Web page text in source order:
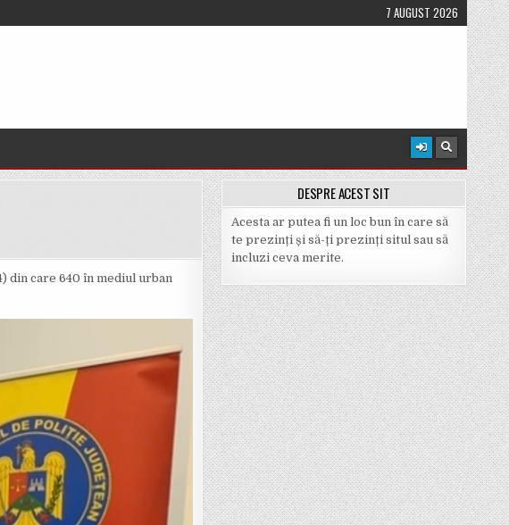
7 AUGUST 2026
din care 640 în mediul urban
DESPRE ACEST SIT
Acesta ar putea fi un loc bun în care să
te prezinți și să-ți prezinți situl sau să
incluzi ceva merite.